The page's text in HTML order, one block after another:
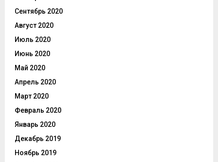
Сентябрь 2020
Август 2020
Июль 2020
Июнь 2020
Май 2020
Апрель 2020
Март 2020
Февраль 2020
Январь 2020
Декабрь 2019
Ноябрь 2019